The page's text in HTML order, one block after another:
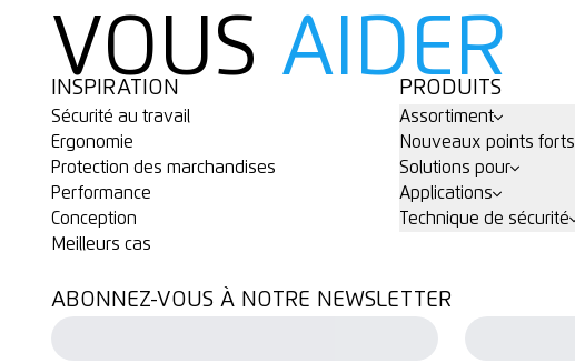
VOUS AIDER
INSPIRATION
Sécurité au travail
Ergonomie
Protection des marchandises
Performance
Conception
Meilleurs cas
PRODUITS
Assortiment
Nouveaux points forts
Solutions pour
Applications
Technique de sécurité
ABONNEZ-VOUS À NOTRE NEWSLETTER